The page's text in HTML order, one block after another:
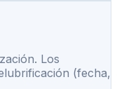
Los
(fecha,